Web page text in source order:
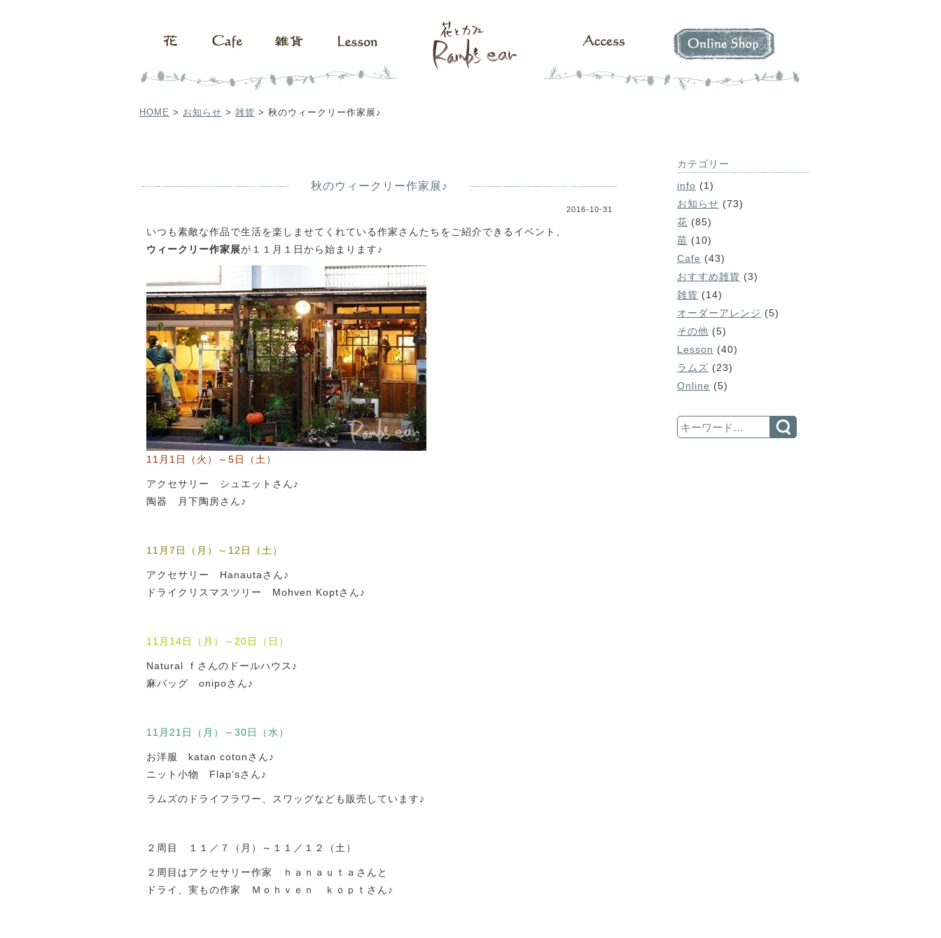
HOME > お知らせ > 雑貨 > 秋のウィークリー作家展♪
秋のウィークリー作家展♪
2016-10-31
いつも素敵な作品で生活を楽しませてくれている作家さんたちをご紹介できるイベント、
ウィークリー作家展が１１月１日から始まります♪
11月1日（火）～5日（土）
アクセサリー シュエットさん♪
陶器 月下陶房さん♪
11月7日（月）～12日（土）
アクセサリー Hanautaさん♪
ドライクリスマスツリー Mohven Koptさん♪
11月14日（月）～20日（日）
Natural f さんのドールハウス♪
麻バッグ onipoさん♪
11月21日（月）～30日（水）
お洋服 katan cotonさん♪
ニット小物 Flap’sさん♪
ラムズのドライフラワー、スワッグなども販売しています♪
２周目 １１／７（月）～１１／１２（土）
２周目はアクセサリー作家 ｈａｎａｕｔａさんと
ドライ、実もの作家 Ｍｏｈｖｅｎ ｋｏｐｔさん♪
カテゴリー
info (1)
お知らせ (73)
花 (85)
苗 (10)
Cafe (43)
おすすめ雑貨 (3)
雑貨 (14)
オーダーアレンジ (5)
その他 (5)
Lesson (40)
ラムズ (23)
Online (5)
Search